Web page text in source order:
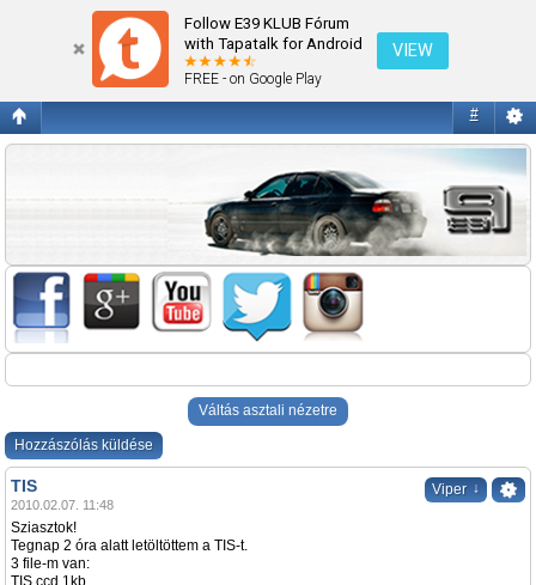
Follow E39 KLUB Fórum
with Tapatalk for Android
FREE - on Google Play
VIEW
#
Váltás asztali nézetre
Hozzászólás küldése
Viper ↓
TIS
2010.02.07. 11:48
Sziasztok!
Tegnap 2 óra alatt letöltöttem a TIS-t.
3 file-m van: